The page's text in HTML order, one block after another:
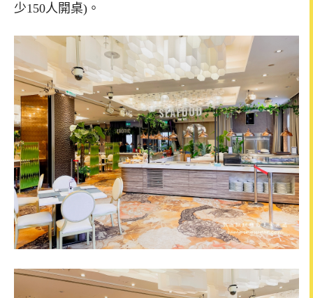
少150人開桌)。